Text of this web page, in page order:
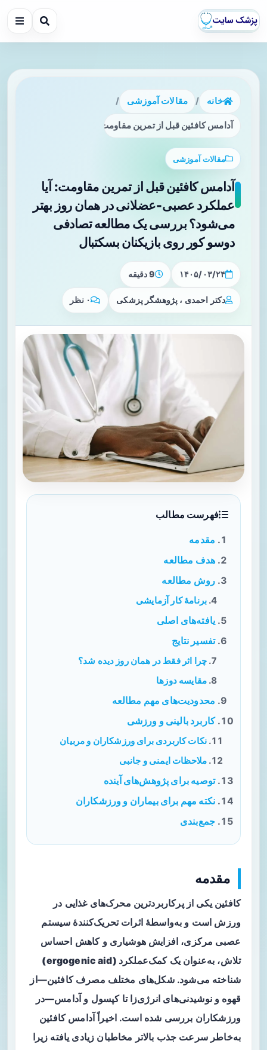
خانه / مقالات آموزشی /
آدامس کافئین قبل از تمرین مقاومت: آیا عملکرد
مقالات آموزشی
آدامس کافئین قبل از تمرین مقاومت: آیا
عملکرد عصبی‑عضلانی در همان روز بهتر
می‌شود؟ بررسی یک مطالعه تصادفی
دوسو کور روی بازیکنان بسکتبال
۱۴۰۵/۰۳/۲۴ 9 دقیقه
دکتر احمدی ، پژوهشگر پزشکی ۰ نظر
فهرست مطالب
مقدمه
هدف مطالعه
روش‌ مطالعه
برنامهٔ کار آزمایشی
یافته‌های اصلی
تفسیر نتایج
چرا اثر فقط در همان روز دیده شد؟
مقایسه دوزها
محدودیت‌های مهم مطالعه
کاربرد بالینی و ورزشی
نکات کاربردی برای ورزشکاران و مربیان
ملاحظات ایمنی و جانبی
توصیه برای پژوهش‌های آینده
نکته مهم برای بیماران و ورزشکاران
جمع‌بندی
مقدمه
کافئین یکی از پرکاربردترین محرک‌های غذایی در
ورزش است و به‌واسطهٔ اثرات تحریک‌کنندهٔ سیستم
عصبی مرکزی، افزایش هوشیاری و کاهش احساس
تلاش، به‌عنوان یککمک‌عملکرد (ergogenic aid)
شناخته می‌شود. شکل‌های مختلف مصرف کافئین—از
قهوه و نوشیدنی‌های انرژی‌زا تا کپسول و آدامس—در
ورزشکاران بررسی شده است. اخیراً آدامس کافئین
به‌خاطر سرعت جذب بالاتر مخاطبان زیادی یافته زیرا